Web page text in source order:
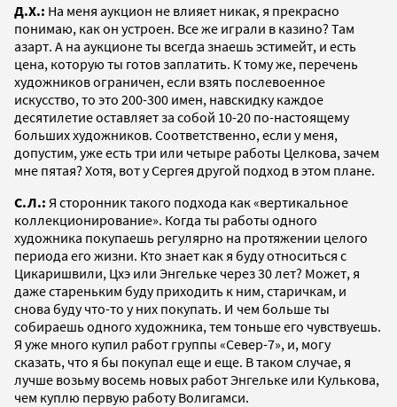
Д.Х.: На меня аукцион не влияет никак, я прекрасно
понимаю, как он устроен. Все же играли в казино? Там
азарт. А на аукционе ты всегда знаешь эстимейт, и есть
цена, которую ты готов заплатить. К тому же, перечень
художников ограничен, если взять послевоенное
искусство, то это 200-300 имен, навскидку каждое
десятилетие оставляет за собой 10-20 по-настоящему
больших художников. Соответственно, если у меня,
допустим, уже есть три или четыре работы Целкова, зачем
мне пятая? Хотя, вот у Сергея другой подход в этом плане.
С.Л.: Я сторонник такого подхода как «вертикальное
коллекционирование». Когда ты работы одного
художника покупаешь регулярно на протяжении целого
периода его жизни. Кто знает как я буду относиться с
Цикаришвили, Цхэ или Энгельке через 30 лет? Может, я
даже стареньким буду приходить к ним, старичкам, и
снова буду что-то у них покупать. И чем больше ты
собираешь одного художника, тем тоньше его чувствуешь.
Я уже много купил работ группы «Север-7», и, могу
сказать, что я бы покупал еще и еще. В таком случае, я
лучше возьму восемь новых работ Энгельке или Кулькова,
чем куплю первую работу Волигамси.